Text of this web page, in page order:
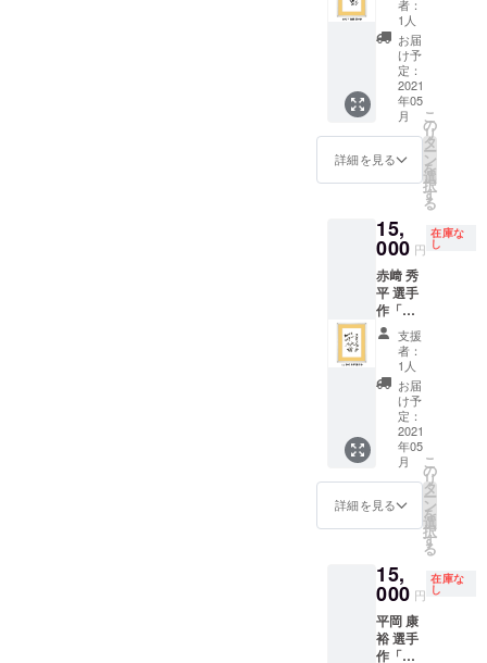
グ仙
台」額
入り
者：
1人
お届
け予
定：
2021
年05
月
詳細を見る
こ
の
リ
タ
ー
ン
を
選
択
す
る
15,
000 円
在庫な
し
赤﨑 秀
平 選手
作「ス
タン
ディン
グ仙
台」額
入り
支援
者：
1人
お届
け予
定：
2021
年05
月
詳細を見る
こ
の
リ
タ
ー
ン
を
選
択
す
る
15,
000 円
在庫な
し
平岡 康
裕 選手
作「ス